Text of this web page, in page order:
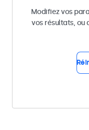
Modifiez vos
vos résultats, ou